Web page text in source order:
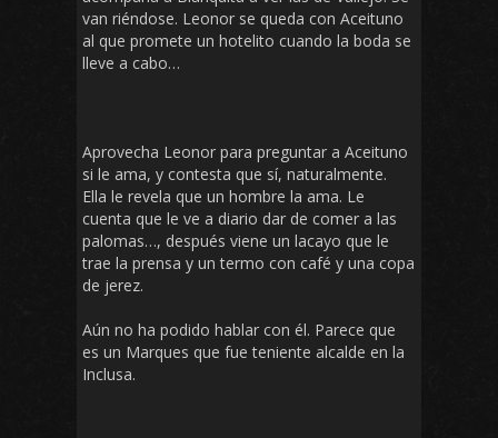
van riéndose. Leonor se queda con Aceituno
al que promete un hotelito cuando la boda se
lleve a cabo…
Aprovecha Leonor para preguntar a Aceituno
si le ama, y contesta que sí, naturalmente.
Ella le revela que un hombre la ama. Le
cuenta que le ve a diario dar de comer a las
palomas…, después viene un lacayo que le
trae la prensa y un termo con café y una copa
de jerez.
Aún no ha podido hablar con él. Parece que
es un Marques que fue teniente alcalde en la
Inclusa.